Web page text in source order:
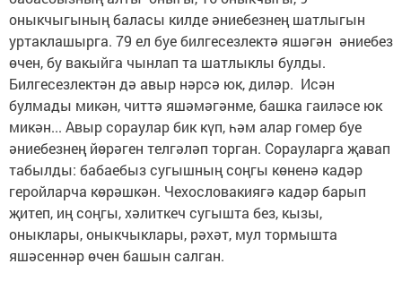
оныкчыгының баласы килде әниебезнең шатлыгын
уртаклашырга. 79 ел буе билгесезлектә яшәгән әниебез
өчен, бу вакыйга чынлап та шатлыклы булды.
Билгесезлектән дә авыр нәрсә юк, диләр. Исән
булмады микән, читтә яшәмәгәнме, башка гаиләсе юк
микән... Авыр сораулар бик күп, һәм алар гомер буе
әниебезнең йөрәген телгәләп торган. Сорауларга җавап
табылды: бабаебыз сугышның соңгы көненә кадәр
геройларча көрәшкән. Чехословакиягә кадәр барып
җитеп, иң соңгы, хәлиткеч сугышта без, кызы,
оныклары, оныкчыклары, рәхәт, мул тормышта
яшәсеннәр өчен башын салган.